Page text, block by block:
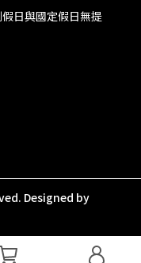
日與國定假日無提
Designed by